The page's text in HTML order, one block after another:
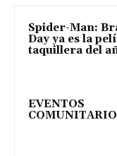
Spider-Man:
Day ya es la
taquillera del
EVENTOS